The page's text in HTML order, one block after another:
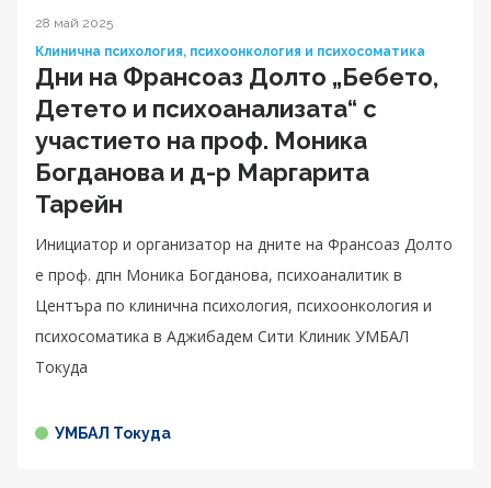
28 май 2025
Клинична психология, психоонкология и психосоматика
Дни на Франсоаз Долто „Бебето,
Детето и психоанализата“ с
участието на проф. Моника
Богданова и д-р Маргарита
Тарейн
Инициатор и организатор на дните на Франсоаз Долто
е проф. дпн Моника Богданова, психоаналитик в
Центъра по клинична психология, психоонкология и
психосоматика в Аджибадем Сити Клиник УМБАЛ
Токуда
УМБАЛ Токуда